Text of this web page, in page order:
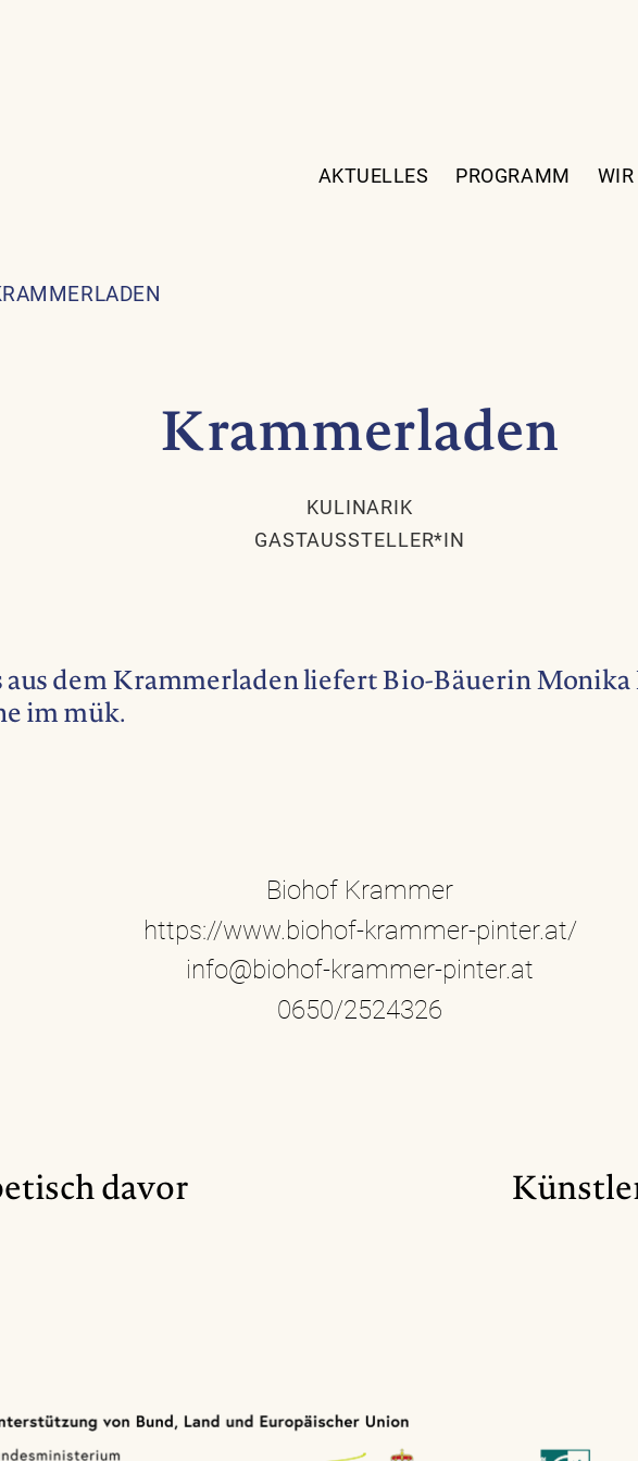
AKTUELLES PROGRAMM
Krammerladen
KULINARIK
GASTAUSSTELLER*IN
aus dem Krammerladen liefert Bio-Bäuerin
im mük.
Biohof Krammer
https://www.biohof-krammer-pinter.at/
info@biohof-krammer-pinter.at
0650/2524326
davor